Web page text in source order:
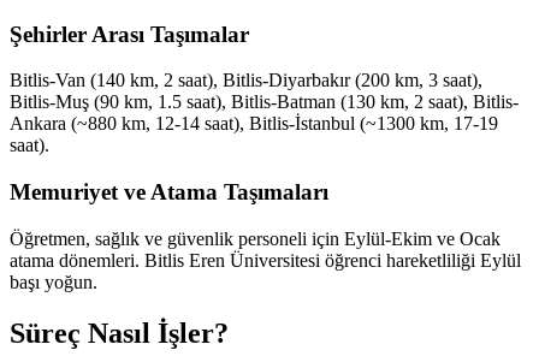
Şehirler Arası Taşımalar
Bitlis-Van (140 km, 2 saat), Bitlis-Diyarbakır (200 km, 3 saat),
Bitlis-Muş (90 km, 1.5 saat), Bitlis-Batman (130 km, 2 saat), Bitlis-
Ankara (~880 km, 12-14 saat), Bitlis-İstanbul (~1300 km, 17-19
saat).
Memuriyet ve Atama Taşımaları
Öğretmen, sağlık ve güvenlik personeli için Eylül-Ekim ve Ocak
atama dönemleri. Bitlis Eren Üniversitesi öğrenci hareketliliği Eylül
başı yoğun.
Süreç Nasıl İşler?